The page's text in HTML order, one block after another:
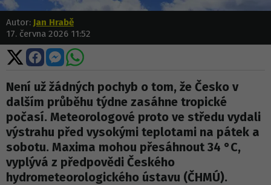
Autor: Jan Hrabě
17. června 2026 11:52
Sdílet
na
X
Sdílet
na
Facebooku
Sdílet
na
Messengeru
Sdílet
WhatsApp
Není už žádných pochyb o tom, že Česko v
dalším průběhu týdne zasáhne tropické
počasí. Meteorologové proto ve středu vydali
výstrahu před vysokými teplotami na pátek a
sobotu. Maxima mohou přesáhnout 34 °C,
vyplývá z předpovědi Českého
hydrometeorologického ústavu (ČHMÚ).